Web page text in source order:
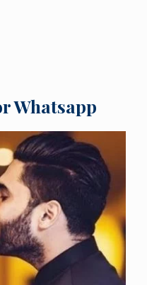
Whatsapp